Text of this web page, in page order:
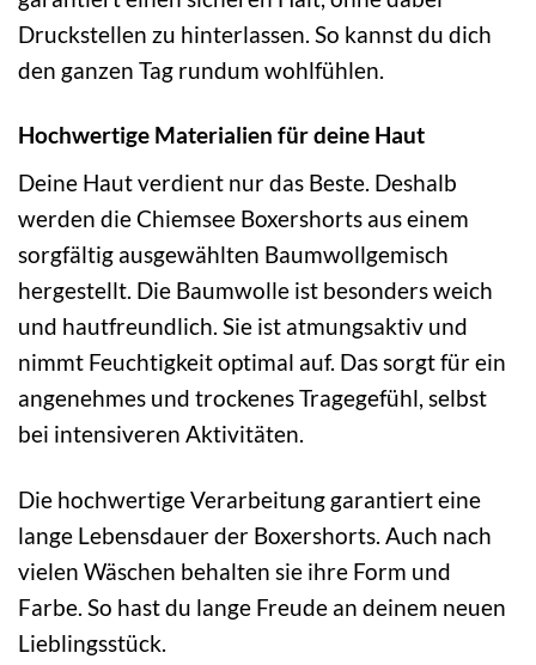
Druckstellen zu hinterlassen. So kannst du dich
den ganzen Tag rundum wohlfühlen.
Hochwertige Materialien für deine Haut
Deine Haut verdient nur das Beste. Deshalb
werden die Chiemsee Boxershorts aus einem
sorgfältig ausgewählten Baumwollgemisch
hergestellt. Die Baumwolle ist besonders weich
und hautfreundlich. Sie ist atmungsaktiv und
nimmt Feuchtigkeit optimal auf. Das sorgt für ein
angenehmes und trockenes Tragegefühl, selbst
bei intensiveren Aktivitäten.
Die hochwertige Verarbeitung garantiert eine
lange Lebensdauer der Boxershorts. Auch nach
vielen Wäschen behalten sie ihre Form und
Farbe. So hast du lange Freude an deinem neuen
Lieblingsstück.